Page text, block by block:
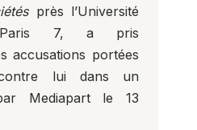
près l’Université
Paris 7, a pris
accusations portées
contre lui dans un
Mediapart le 13